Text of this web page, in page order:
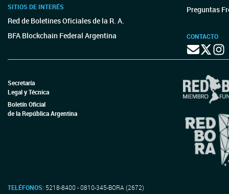
SITIOS DE INTERÉS
Red de Boletines Oficiales de la R. A.
BFA Blockchain Federal Argentina
Preguntas
CONTACTO
Secretaría
Legal y Técnica
Boletín Oficial
de la República Argentina
TELÉFONOS: 5218-8400 - 0810-345-BORA (2672)